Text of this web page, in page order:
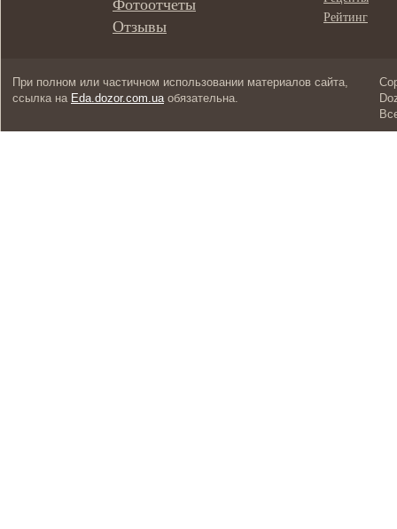
Отзывы
Рейтинг
При полном или частичном использовании материалов сайта,
ссылка на Eda.dozor.com.uaобязательна.